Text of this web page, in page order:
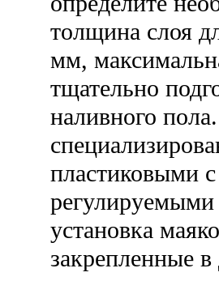
толщина слоя
мм,
тщательно
наливного
пластиковыми
установка
закрепленные